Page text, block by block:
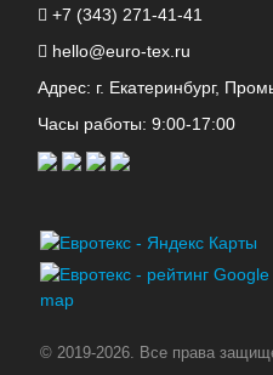
+7 (343) 271-41-41
hello@euro-tex.ru
Адрес: г. Екатеринбург,
Часы работы: 9:00-17:00
© 2019-2026. Все права